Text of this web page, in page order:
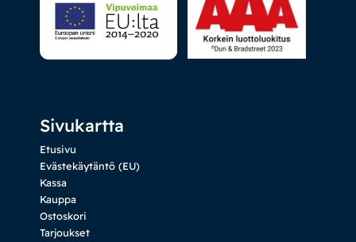
Sivukartta
Etusivu
Evästekäytäntö (EU)
Kassa
Kauppa
Ostoskori
Tarjoukset